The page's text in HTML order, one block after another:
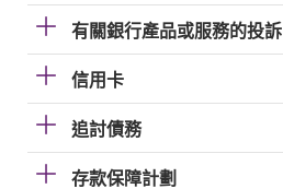
有關銀行產品或服務的投訴
信用卡
追討債務
存款保障計劃